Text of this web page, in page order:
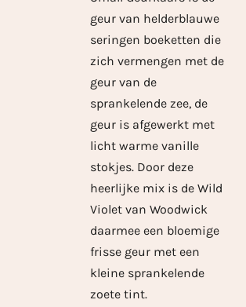
geur van helderblauwe
seringen boeketten die
zich vermengen met de
geur van de
sprankelende zee, de
geur is afgewerkt met
licht warme vanille
stokjes. Door deze
heerlijke mix is de Wild
Violet van Woodwick
daarmee een bloemige
frisse geur met een
kleine sprankelende
zoete tint.